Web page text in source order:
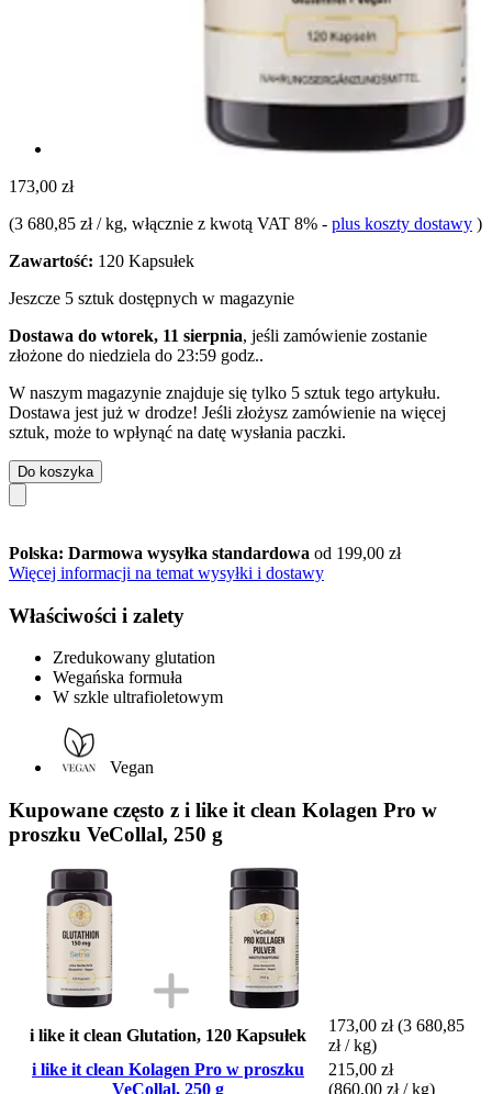
173,00 zł
(3 680,85 zł / kg, włącznie z kwotą VAT 8% - plus koszty dostawy )
Zawartość: 120 Kapsułek
Jeszcze 5 sztuk dostępnych w magazynie
Dostawa do wtorek, 11 sierpnia, jeśli zamówienie zostanie
złożone do niedziela do 23:59 godz..
W naszym magazynie znajduje się tylko 5 sztuk tego artykułu.
Dostawa jest już w drodze! Jeśli złożysz zamówienie na więcej
sztuk, może to wpłynąć na datę wysłania paczki.
Do koszyka
Polska: Darmowa wysyłka standardowa od 199,00 zł
Więcej informacji na temat wysyłki i dostawy
Właściwości i zalety
Zredukowany glutation
Wegańska formuła
W szkle ultrafioletowym
Vegan
Kupowane często z i like it clean Kolagen Pro w
proszku VeCollal, 250 g
i like it clean Glutation, 120 Kapsułek
173,00 zł (3 680,85
zł / kg)
i like it clean Kolagen Pro w proszku
VeCollal, 250 g
215,00 zł
(860,00 zł / kg)